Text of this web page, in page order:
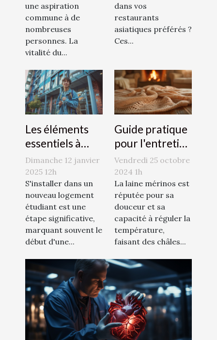
une aspiration
commune à de
nombreuses
personnes. La
vitalité du...
dans vos
restaurants
asiatiques préférés ?
Ces...
Les éléments
essentiels à
considérer
dans une
assurance
logement
étudiant
Dimanche 12 janvier
2025 12h
S'installer dans un
nouveau logement
étudiant est une
étape significative,
marquant souvent le
début d'une...
Guide pratique
pour l'entretien
des châles en
laine mérinos
Vendredi 25 octobre
2024 1h
La laine mérinos est
réputée pour sa
douceur et sa
capacité à réguler la
température,
faisant des châles...